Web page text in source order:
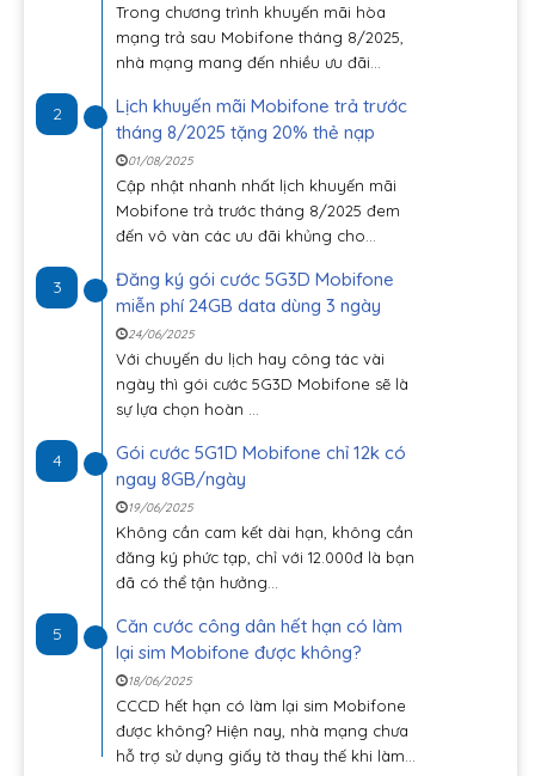
Trong chương trình khuyến mãi hòa
mạng trả sau Mobifone tháng 8/2025,
nhà mạng mang đến nhiều ưu đãi...
2
Lịch khuyến mãi Mobifone trả trước
tháng 8/2025 tặng 20% thẻ nạp
01/08/2025
Cập nhật nhanh nhất lịch khuyến mãi
Mobifone trả trước tháng 8/2025 đem
đến vô vàn các ưu đãi khủng cho...
3
Đăng ký gói cước 5G3D Mobifone
miễn phí 24GB data dùng 3 ngày
24/06/2025
Với chuyến du lịch hay công tác vài
ngày thì gói cước 5G3D Mobifone sẽ là
sự lựa chọn hoàn ...
4
Gói cước 5G1D Mobifone chỉ 12k có
ngay 8GB/ngày
19/06/2025
Không cần cam kết dài hạn, không cần
đăng ký phức tạp, chỉ với 12.000đ là bạn
đã có thể tận hưởng...
5
Căn cước công dân hết hạn có làm
lại sim Mobifone được không?
18/06/2025
CCCD hết hạn có làm lại sim Mobifone
được không? Hiện nay, nhà mạng chưa
hỗ trợ sử dụng giấy tờ thay thế khi làm...